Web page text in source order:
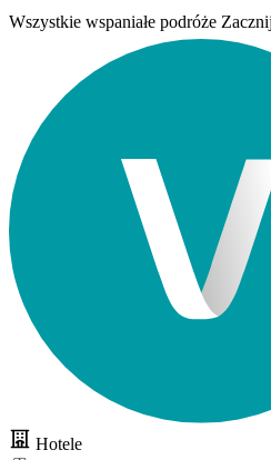
Wszystkie wspaniałe podróże
Hotele